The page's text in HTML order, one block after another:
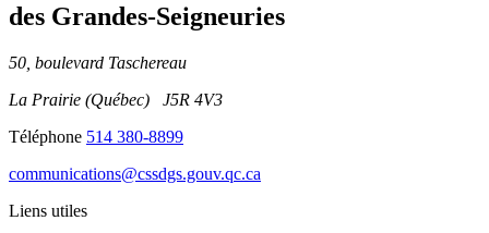
des Grandes‑Seigneuries
50, boulevard Taschereau
La Prairie (Québec) J5R 4V3
Téléphone 514 380-8899
communications@cssdgs.gouv.qc.ca
Liens utiles